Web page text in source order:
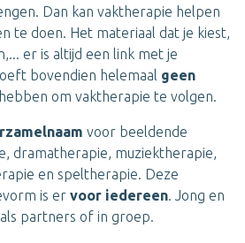
Dan kan vaktherapie helpen
te doen. Het materiaal dat je kiest,
er is altijd een link met je
bovendien helemaal geen
om vaktherapie te volgen.
voor beeldende
dramatherapie, muziektherapie,
en speltherapie. Deze
is er voor iedereen. Jong en
partners of in groep.